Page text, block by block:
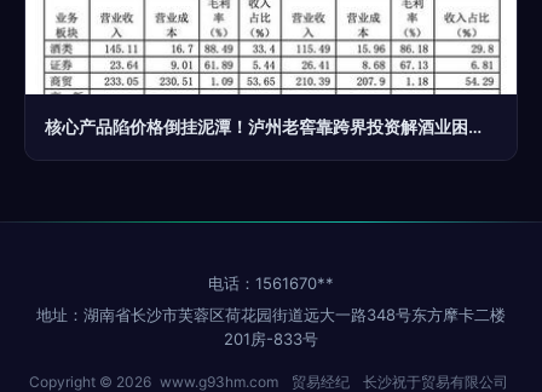
核心产品陷价格倒挂泥潭！泸州老窖靠跨界投资解酒业困境？
电话：1561670**
地址：湖南省长沙市芙蓉区荷花园街道远大一路348号东方摩卡二楼
201房-833号
Copyright © 2026 www.g93hm.com 贸易经纪 长沙祝于贸易有限公司